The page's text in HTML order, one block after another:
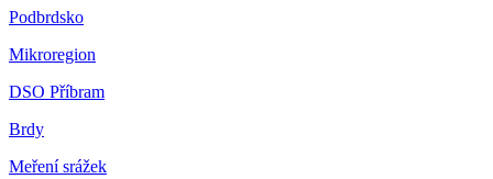
Podbrdsko
Mikroregion
DSO Příbram
Brdy
Meření srážek